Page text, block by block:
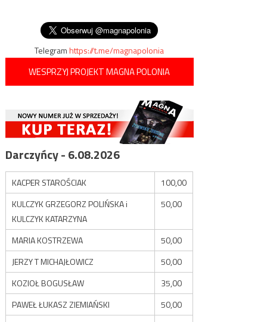
Telegramhttps://t.me/magnapolonia
WESPRZYJ PROJEKT MAGNA POLONIA
Darczyńcy - 6.08.2026
KACPER STAROŚCIAK
100,00
KULCZYK GRZEGORZ POLIŃSKA i
KULCZYK KATARZYNA
50,00
MARIA KOSTRZEWA
50,00
JERZY T MICHAJŁOWICZ
50,00
KOZIOŁ BOGUSŁAW
35,00
PAWEŁ ŁUKASZ ZIEMIAŃSKI
50,00